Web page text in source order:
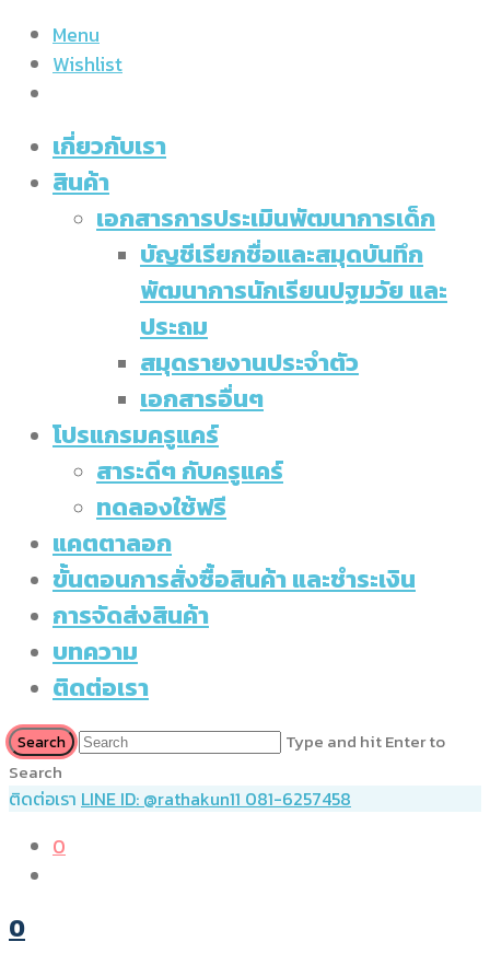
Menu
Wishlist
เกี่ยวกับเรา
สินค้า
เอกสารการประเมินพัฒนาการเด็ก
บัญชีเรียกชื่อและสมุดบันทึก
พัฒนาการนักเรียนปฐมวัย และ
ประถม
สมุดรายงานประจำตัว
เอกสารอื่นๆ
โปรแกรมครูแคร์
สาระดีๆ กับครูแคร์
ทดลองใช้ฟรี
แคตตาลอก
ขั้นตอนการสั่งซื้อสินค้า และชำระเงิน
การจัดส่งสินค้า
บทความ
ติดต่อเรา
Type and hit Enter to
Search
ติดต่อเรา LINE ID: @rathakun11 081-6257458
0
0